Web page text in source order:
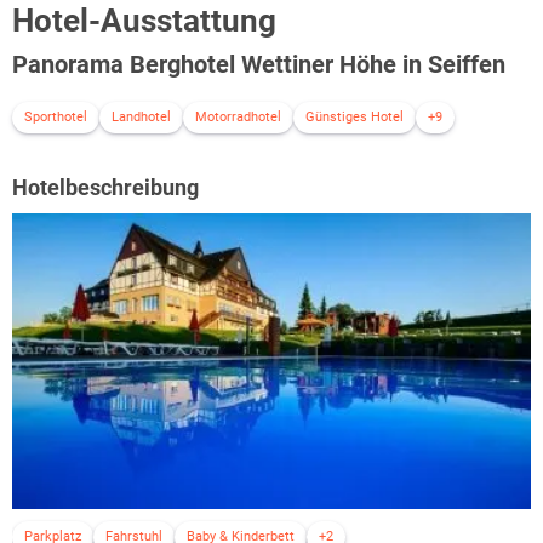
Hotel-Ausstattung
Panorama Berghotel Wettiner Höhe in Seiffen
Sporthotel Landhotel Motorradhotel Günstiges Hotel +9
Hotelbeschreibung
Parkplatz Fahrstuhl Baby & Kinderbett +2